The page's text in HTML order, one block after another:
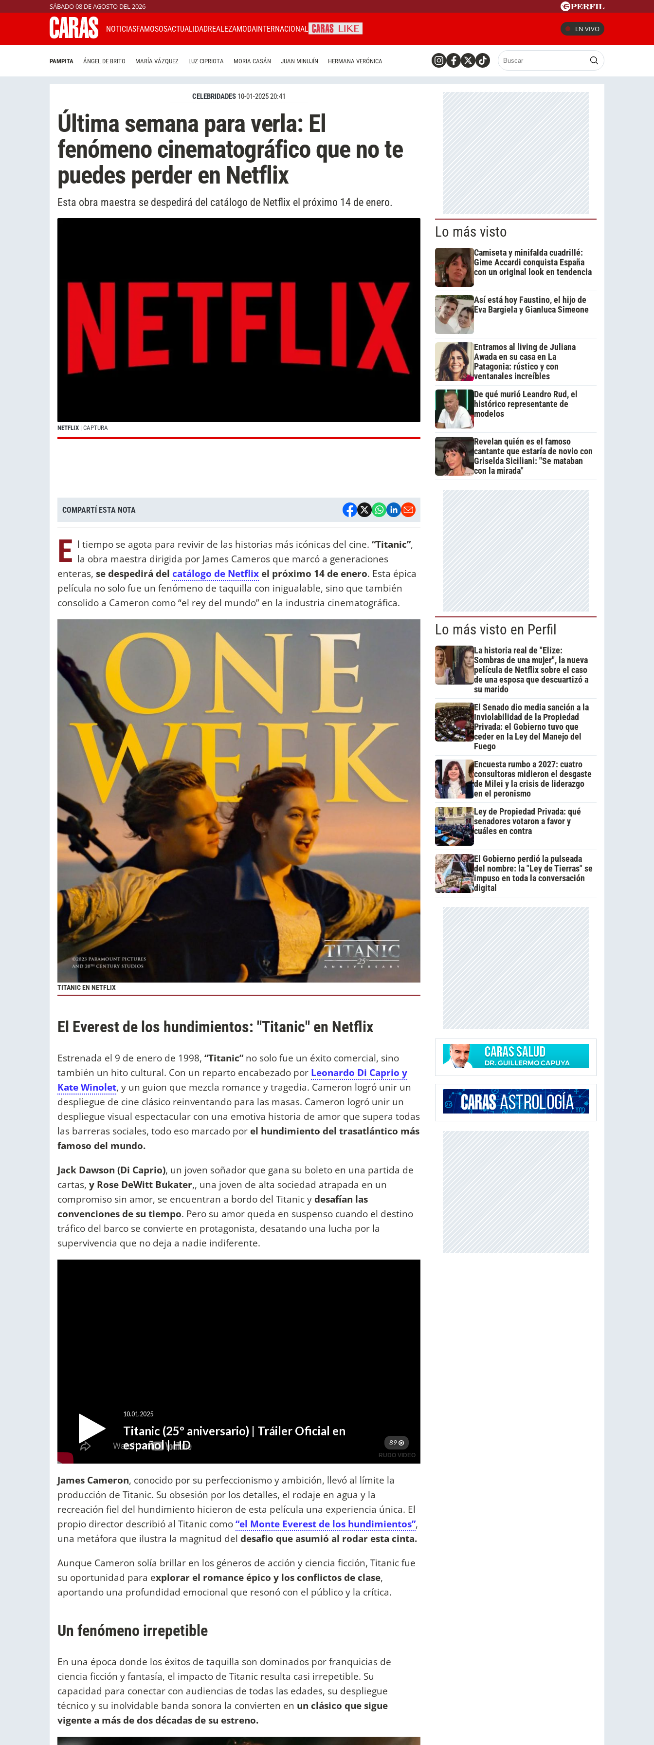
SÁBADO 08 DE AGOSTO DEL 2026
NOTICIASFAMOSOSACTUALIDADREALEZAMODAINTERNACIONAL EN VIVO
PAMPITA ÁNGEL DE BRITO MARÍA VÁZQUEZ LUZ CIPRIOTA MORIA CASÁN JUAN MINUJÍN HERMANA VERÓNICA
CELEBRIDADES 10-01-2025 20:41
Última semana para verla: El
fenómeno cinematográfico que no te
puedes perder en Netflix
Esta obra maestra se despedirá del catálogo de Netflix el próximo 14 de enero.
NETFLIX | CAPTURA
COMPARTÍ ESTA NOTA
E l tiempo se agota para revivir de las historias más icónicas del cine. “Titanic”,
la obra maestra dirigida por James Cameros que marcó a generaciones
enteras, se despedirá del catálogo de Netflix el próximo 14 de enero. Esta épica
película no solo fue un fenómeno de taquilla con inigualable, sino que también
consolido a Cameron como “el rey del mundo” en la industria cinematográfica.
TITANIC EN NETFLIX
El Everest de los hundimientos: "Titanic" en Netflix
Estrenada el 9 de enero de 1998, “Titanic”no solo fue un éxito comercial, sino
también un hito cultural. Con un reparto encabezado por Leonardo Di Caprio y
Kate Winolet, y un guion que mezcla romance y tragedia. Cameron logró unir un
despliegue de cine clásico reinventando para las masas. Cameron logró unir un
despliegue visual espectacular con una emotiva historia de amor que supera todas
las barreras sociales, todo eso marcado por el hundimiento del trasatlántico más
famoso del mundo.
Jack Dawson (Di Caprio), un joven soñador que gana su boleto en una partida de
cartas, y Rose DeWitt Bukater,, una joven de alta sociedad atrapada en un
compromiso sin amor, se encuentran a bordo del Titanic ydesafían las
convenciones de su tiempo. Pero su amor queda en suspenso cuando el destino
tráfico del barco se convierte en protagonista, desatando una lucha por la
supervivencia que no deja a nadie indiferente.
James Cameron, conocido por su perfeccionismo y ambición, llevó al límite la
producción de Titanic. Su obsesión por los detalles, el rodaje en agua y la
recreación fiel del hundimiento hicieron de esta película una experiencia única. El
propio director describió al Titanic como“el Monte Everest de los hundimientos”,
una metáfora que ilustra la magnitud del desafio que asumió al rodar esta cinta.
Aunque Cameron solía brillar en los géneros de acción y ciencia ficción, Titanic fue
su oportunidad para explorar el romance épico y los conflictos de clase,
aportando una profundidad emocional que resonó con el público y la crítica.
Un fenómeno irrepetible
En una época donde los éxitos de taquilla son dominados por franquicias de
ciencia ficción y fantasía, el impacto de Titanic resulta casi irrepetible. Su
capacidad para conectar con audiencias de todas las edades, su despliegue
técnico y su inolvidable banda sonora la convierten en un clásico que sigue
vigente a más de dos décadas de su estreno.
Lo más visto
Camiseta y minifalda cuadrillé:
Gime Accardi conquista España
con un original look en tendencia
Así está hoy Faustino, el hijo de
Eva Bargiela y Gianluca Simeone
Entramos al living de Juliana
Awada en su casa en La
Patagonia: rústico y con
ventanales increíbles
De qué murió Leandro Rud, el
histórico representante de
modelos
Revelan quién es el famoso
cantante que estaría de novio con
Griselda Siciliani: "Se mataban
con la mirada"
Lo más visto en Perfil
La historia real de "Elize:
Sombras de una mujer", la nueva
película de Netflix sobre el caso
de una esposa que descuartizó a
su marido
El Senado dio media sanción a la
Inviolabilidad de la Propiedad
Privada: el Gobierno tuvo que
ceder en la Ley del Manejo del
Fuego
Encuesta rumbo a 2027: cuatro
consultoras midieron el desgaste
de Milei y la crisis de liderazgo
en el peronismo
Ley de Propiedad Privada: qué
senadores votaron a favor y
cuáles en contra
El Gobierno perdió la pulseada
del nombre: la "Ley de Tierras" se
impuso en toda la conversación
digital